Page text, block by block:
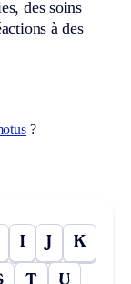
des soins
à des
?
I J K